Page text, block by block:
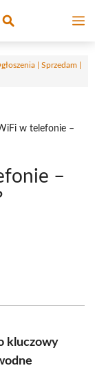
| Sprzedam |
w telefonie –
–
kluczowy